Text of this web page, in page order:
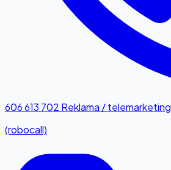
606 613 702 Reklama / telemarketing
(robocall)